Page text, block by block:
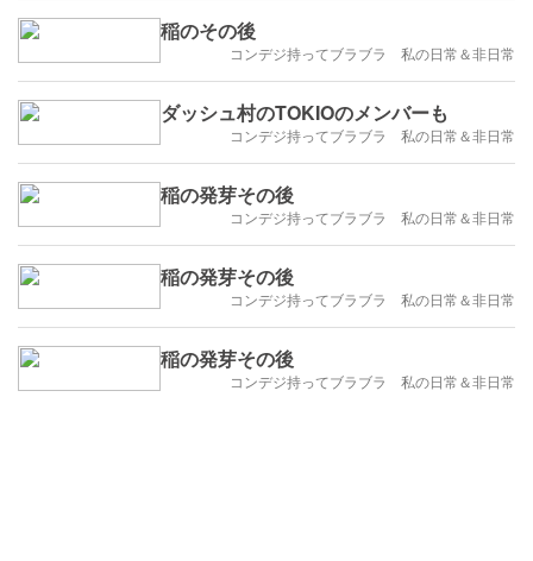
稲のその後
コンデジ持ってブラブラ 私の日常＆非日常
ダッシュ村のTOKIOのメンバーも
コンデジ持ってブラブラ 私の日常＆非日常
稲の発芽その後
コンデジ持ってブラブラ 私の日常＆非日常
稲の発芽その後
コンデジ持ってブラブラ 私の日常＆非日常
稲の発芽その後
コンデジ持ってブラブラ 私の日常＆非日常